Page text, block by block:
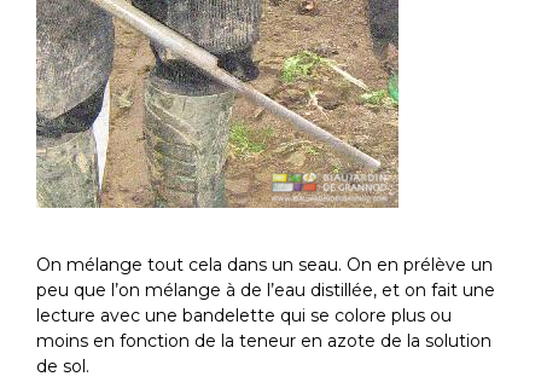
On mélange tout cela dans un seau. On en prélève un
peu que l’on mélange à de l’eau distillée, et on fait une
lecture avec une bandelette qui se colore plus ou
moins en fonction de la teneur en azote de la solution
de sol.